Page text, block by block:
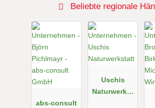
Beliebte regionale
abs-consult
Uschis
Naturwerkst